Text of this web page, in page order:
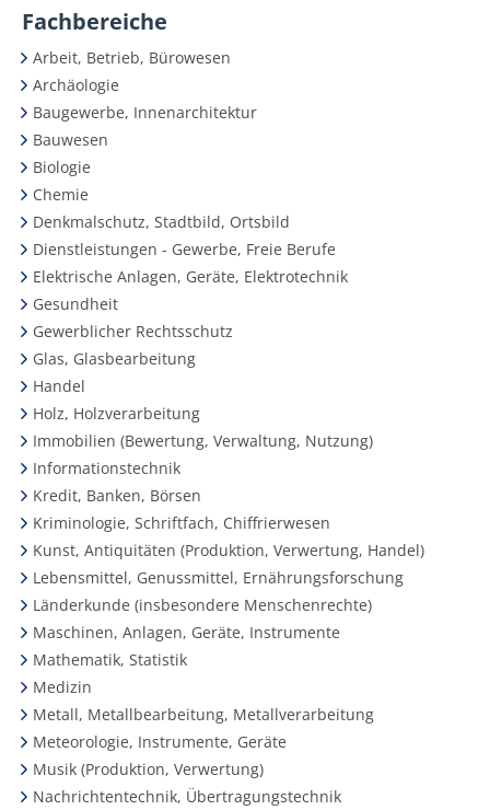
Fachbereiche
Arbeit, Betrieb, Bürowesen
Archäologie
Baugewerbe, Innenarchitektur
Bauwesen
Biologie
Chemie
Denkmalschutz, Stadtbild, Ortsbild
Dienstleistungen - Gewerbe, Freie Berufe
Elektrische Anlagen, Geräte, Elektrotechnik
Gesundheit
Gewerblicher Rechtsschutz
Glas, Glasbearbeitung
Handel
Holz, Holzverarbeitung
Immobilien (Bewertung, Verwaltung, Nutzung)
Informationstechnik
Kredit, Banken, Börsen
Kriminologie, Schriftfach, Chiffrierwesen
Kunst, Antiquitäten (Produktion, Verwertung, Handel)
Lebensmittel, Genussmittel, Ernährungsforschung
Länderkunde (insbesondere Menschenrechte)
Maschinen, Anlagen, Geräte, Instrumente
Mathematik, Statistik
Medizin
Metall, Metallbearbeitung, Metallverarbeitung
Meteorologie, Instrumente, Geräte
Musik (Produktion, Verwertung)
Nachrichtentechnik, Übertragungstechnik